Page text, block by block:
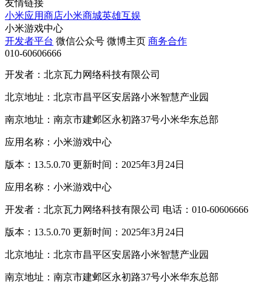
友情链接
小米应用商店小米商城英雄互娱
小米游戏中心
开发者平台 微信公众号 微博主页 商务合作
010-60606666
开发者：北京瓦力网络科技有限公司
北京地址：北京市昌平区安居路小米智慧产业园
南京地址：南京市建邺区永初路37号小米华东总部
应用名称：小米游戏中心
版本：13.5.0.70 更新时间：2025年3月24日
应用名称：小米游戏中心
开发者：北京瓦力网络科技有限公司 电话：010-60606666
版本：13.5.0.70 更新时间：2025年3月24日
北京地址：北京市昌平区安居路小米智慧产业园
南京地址：南京市建邺区永初路37号小米华东总部